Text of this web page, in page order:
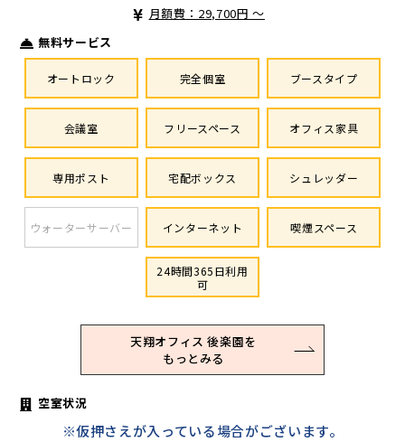
月額費：29,700円 ～
無料サービス
オートロック 完全個室 ブースタイプ
会議室 フリースペース オフィス家具
専用ポスト 宅配ボックス シュレッダー
ウォーターサーバー インターネット 喫煙スペース
24時間365日利用
可
天翔オフィス 後楽園を
もっとみる
空室状況
※仮押さえが入っている場合がございます。